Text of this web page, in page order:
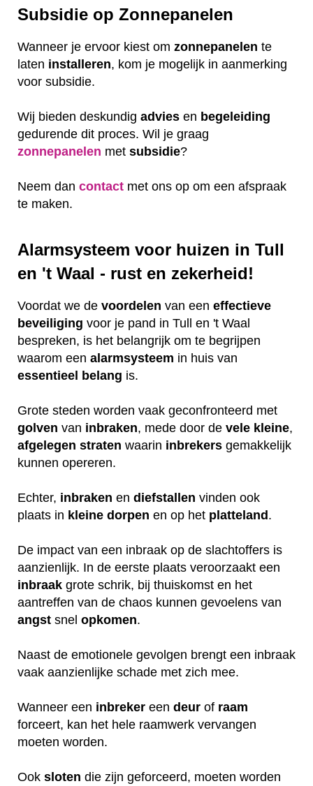
Subsidie op Zonnepanelen
Wanneer je ervoor kiest om zonnepanelen te
laten installeren, kom je mogelijk in aanmerking
voor subsidie.
Wij bieden deskundig advies en begeleiding
gedurende dit proces. Wil je graag
zonnepanelen met subsidie?
Neem dan contact met ons op om een afspraak
te maken.
Alarmsysteem voor huizen in Tull
en 't Waal - rust en zekerheid!
Voordat we de voordelen van een effectieve
beveiliging voor je pand in Tull en 't Waal
bespreken, is het belangrijk om te begrijpen
waarom een alarmsysteem in huis van
essentieel belang is.
Grote steden worden vaak geconfronteerd met
golven van inbraken, mede door de vele kleine,
afgelegen straten waarin inbrekers gemakkelijk
kunnen opereren.
Echter, inbraken en diefstallen vinden ook
plaats in kleine dorpen en op het platteland.
De impact van een inbraak op de slachtoffers is
aanzienlijk. In de eerste plaats veroorzaakt een
inbraak grote schrik, bij thuiskomst en het
aantreffen van de chaos kunnen gevoelens van
angst snel opkomen.
Naast de emotionele gevolgen brengt een inbraak
vaak aanzienlijke schade met zich mee.
Wanneer een inbreker een deur of raam
forceert, kan het hele raamwerk vervangen
moeten worden.
Ook sloten die zijn geforceerd, moeten worden